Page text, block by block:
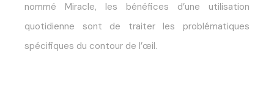
nommé Miracle, les bénéfices d’une utilisation
quotidienne sont de traiter les problématiques
spécifiques du contour de l’œil.